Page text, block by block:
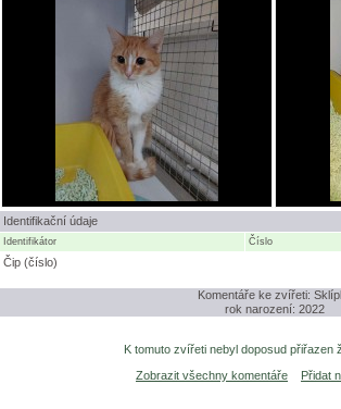
Identifikační údaje
Identifikátor Číslo
Čip (číslo)
Komentáře ke zvířeti:
rok narození: 2022
K tomuto zvířeti nebyl doposud přiřazen
Zobrazit všechny komentáře
Přidat